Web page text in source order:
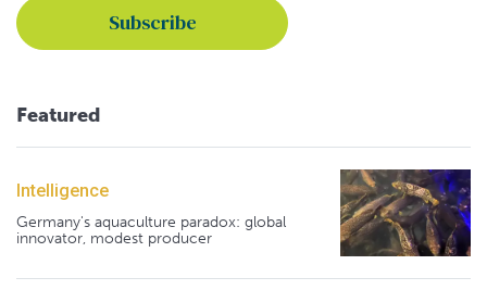
Featured
Intelligence
Germany's aquaculture paradox: global
innovator, modest producer